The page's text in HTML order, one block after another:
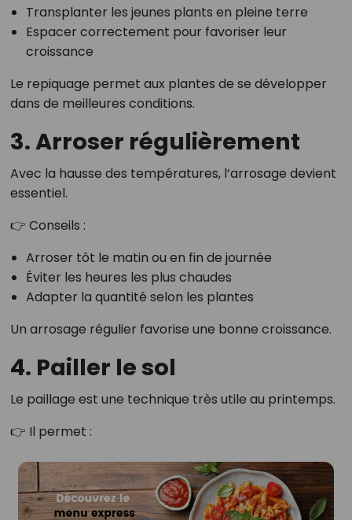
Transplanter les jeunes plants en pleine terre
Espacer correctement pour favoriser leur
croissance
Le repiquage permet aux plantes de se développer
dans de meilleures conditions.
3. Arroser régulièrement
Avec la hausse des températures, l’arrosage devient
essentiel.
👉 Conseils :
Arroser tôt le matin ou en fin de journée
Éviter les heures les plus chaudes
Adapter la quantité selon les plantes
Un arrosage régulier favorise une bonne croissance.
4. Pailler le sol
Le paillage est une technique très utile au printemps.
👉 Il permet :